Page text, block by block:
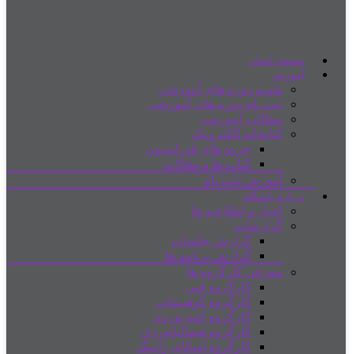
صفحه اصلی
آموزش
تقویم دوره های آموزشی
ثبت نام دوره های آموزشی
مطالب آموزشی
کتابخانه الکترونیک
جزوه های فدراسیون
کتاب ها و مقالات
آموزش ثبت نام
درباره باشگاه
اخبار و اطلاعیه ها
گزارشات
گزارش جلسات
گزارش برنامه ها
معرفی کارگروه ها
کارگروه فنی
کارگروه کوهپیمایی
کارگروه کوه نوردی
کارگروه هیمالیانوردی
کارگروه اسکای رانینگ